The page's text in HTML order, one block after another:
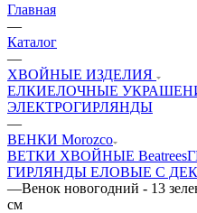
Главная
—
Каталог
—
ХВОЙНЫЕ ИЗДЕЛИЯ
ЕЛКИЕЛОЧНЫЕ
ЭЛЕКТРОГИРЛЯНДЫ
—
ВЕНКИ Morozco
ВЕТКИ ХВОЙНЫЕ Beatrees
ГИРЛЯНДЫ ЕЛОВЫЕ С
—Венок новогодний - 13
см